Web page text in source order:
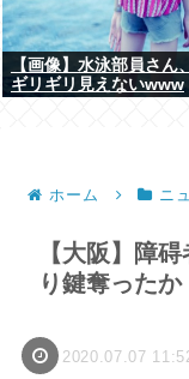
【画像】水泳部員さん
ギリギリ見えないwww
ホーム ニ
【大阪】障
り鍵奪ったか
2020.07.07